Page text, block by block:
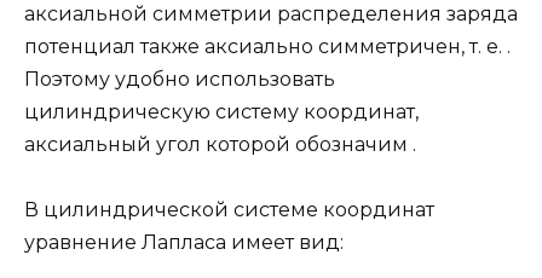
аксиальной симметрии распределения заряда
потенциал также аксиально симметричен, т. е. .
Поэтому удобно использовать
цилиндрическую систему координат,
аксиальный угол которой обозначим .
В цилиндрической системе координат
уравнение Лапласа имеет вид: